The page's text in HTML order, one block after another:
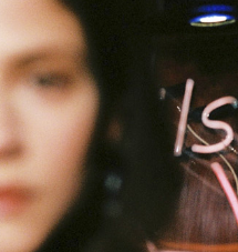
¿#/*?